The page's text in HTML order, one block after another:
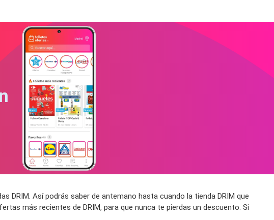
DRIM. Así podrás saber de antemano hasta cuando la tienda DRIM que
más recientes de DRIM, para que nunca te pierdas un descuento. Si